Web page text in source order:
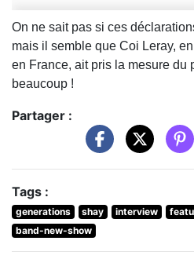
On ne sait pas si ces
mais il semble que Coi Leray,
en France, ait pris la mesure du
beaucoup !
Partager :
Tags :
generations shay interview
band-new-show